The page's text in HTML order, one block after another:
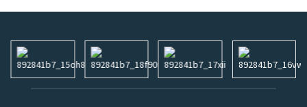
니다. 그러니 꼼꼼하게 알아보세요. 후기를 읽고, 여러 브랜드를
가 다 똑같은 품질을 제공하는 것은 아니며, 일부 브랜드는 안심
하고 사용할 수 있도록 필요한 인증을 갖추지 못했을 수도 있습
니다. 웨이 박사의 말처럼, 믿을 수 있는 정수기에 투자하는 것은
장기적으로 가족의 건강에 투자하는 것과 같습니다. 절대 타협하